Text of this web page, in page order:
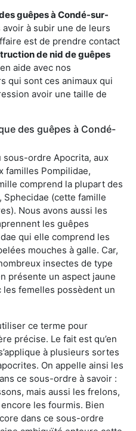
guêpes à Condé-sur-
à subir une de leurs
est de prendre contact
de nid de guêpes
aide avec nos
qui sont ces animaux qui
avoir une taille de
des guêpes à Condé-
sous-ordre Apocrita, aux
familles Pompilidae,
comprend la plupart des
Sphecidae (cette famille
Nous avons aussi les
les guêpes
qui elle comprend les
mouches à galle. Car,
insectes de type
présente un aspect jaune
femelles possèdent un
ce terme pour
précise. Le fait est qu’en
à plusieurs sortes
On appelle ainsi les
ce sous-ordre à savoir :
mais aussi les frelons,
les fourmis. Bien
dans ce sous-ordre